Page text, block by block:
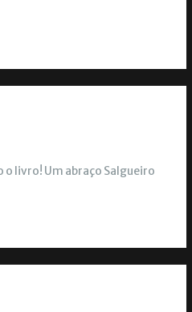
o livro! Um abraço Salgueiro